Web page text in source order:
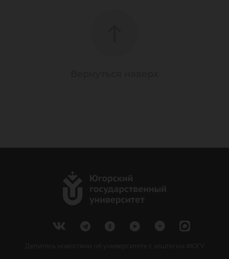
Делитесь новостями об университете с хештегом #ЮГУ